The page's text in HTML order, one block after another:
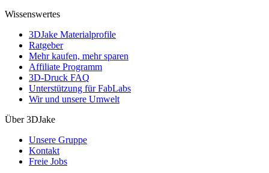
Wissenswertes
3DJake Materialprofile
Ratgeber
Mehr kaufen, mehr sparen
Affiliate Programm
3D-Druck FAQ
Unterstützung für FabLabs
Wir und unsere Umwelt
Über 3DJake
Unsere Gruppe
Kontakt
Freie Jobs